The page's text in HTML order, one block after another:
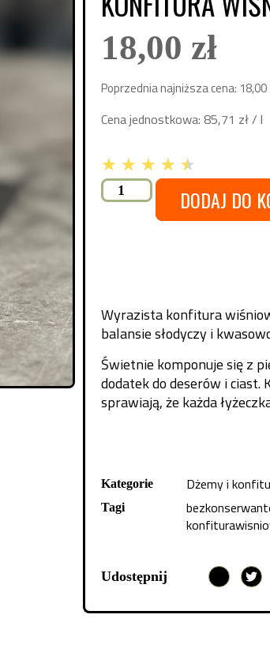
18,00 zł
Poprzednia najniższa cena: 18,00
Cena jednostkowa: 85,71 zł/ l
★ ★ ★ ★ ★
DODAJ DO
Wyrazista konfitura
balansie słodyczy i
Świetnie komponuje się z
dodatek do deserów i ciast.
sprawiają, że każda
Kategorie Dżemy i
Tagi
Udostępnij